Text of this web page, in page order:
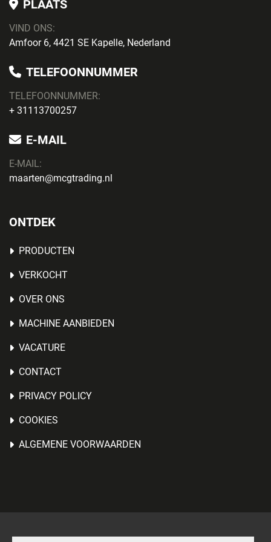
PLAATS
VIND ONS:
Amfoor 6, 4421 SE Kapelle, Nederland
TELEFOONNUMMER
TELEFOONNUMMER:
+ 31113700257
E-MAIL
E-MAIL:
maarten@mcgtrading.nl
ONTDEK
PRODUCTEN
VERKOCHT
OVER ONS
MACHINE AANBIEDEN
VACATURE
CONTACT
PRIVACY POLICY
COOKIES
ALGEMENE VOORWAARDEN